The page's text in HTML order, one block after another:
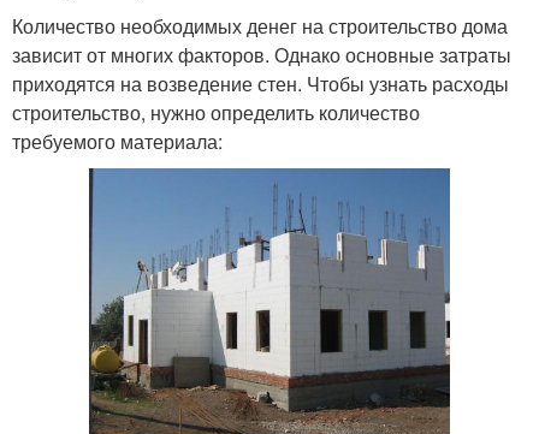
Количество необходимых денег на строительство дома
зависит от многих факторов. Однако основные затраты
приходятся на возведение стен. Чтобы узнать расходы
строительство, нужно определить количество
требуемого материала: